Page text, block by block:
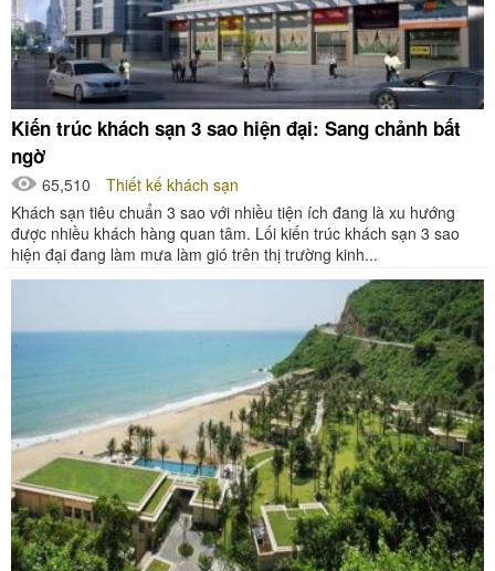
Kiến trúc khách sạn 3 sao hiện đại: Sang chảnh bất
ngờ
65,510
Thiết kế khách sạn
Khách sạn tiêu chuẩn 3 sao với nhiều tiện ích đang là xu hướng
được nhiều khách hàng quan tâm. Lối kiến trúc khách sạn 3 sao
hiện đại đang làm mưa làm gió trên thị trường kinh...